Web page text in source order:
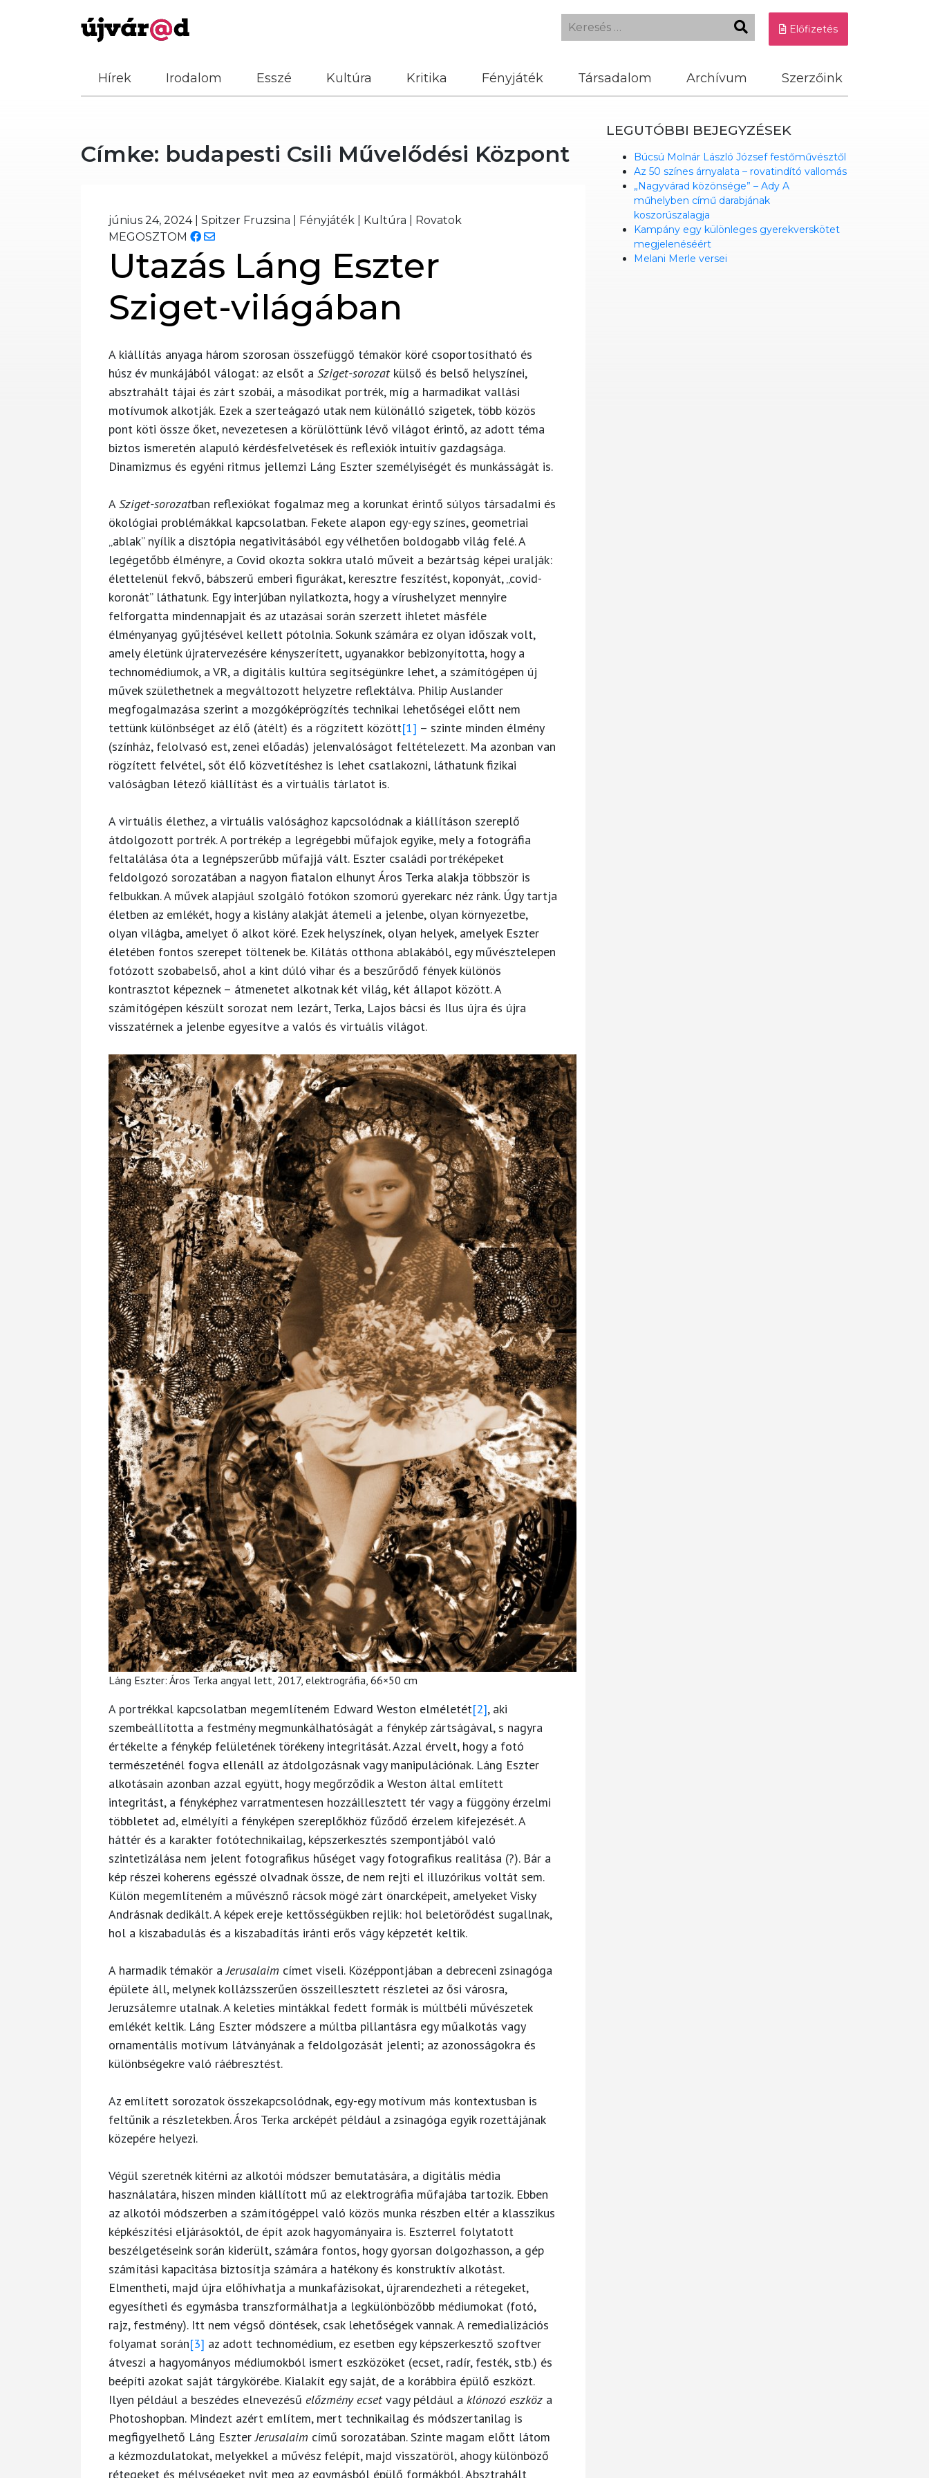
Előfizetés
Hírek Irodalom Esszé Kultúra Kritika Fényjáték Társadalom Archívum Szerzőink
Címke: budapesti Csili Művelődési Központ
június 24, 2024 Spitzer Fruzsina Fényjáték Kultúra
Rovatok
MEGOSZTOM
Utazás Láng Eszter
Sziget-világában
A kiállítás anyaga három szorosan összefüggő témakör köré csoportosítható és
húsz év munkájából válogat: az elsőt a Sziget-sorozatkülső és belső helyszínei,
absztrahált tájai és zárt szobái, a másodikat portrék, míg a harmadikat vallási
motívumok alkotják. Ezek a szerteágazó utak nem különálló szigetek, több közös
pont köti össze őket, nevezetesen a körülöttünk lévő világot érintő, az adott téma
biztos ismeretén alapuló kérdésfelvetések és reflexiók intuitív gazdagsága.
Dinamizmus és egyéni ritmus jellemzi Láng Eszter személyiségét és munkásságát is.
ASziget-sorozatban reflexiókat fogalmaz meg a korunkat érintő súlyos társadalmi és
ökológiai problémákkal kapcsolatban. Fekete alapon egy-egy színes, geometriai
„ablak” nyílik a disztópia negativitásából egy vélhetően boldogabb világ felé. A
legégetőbb élményre, a Covid okozta sokkra utaló műveit a bezártság képei uralják:
élettelenül fekvő, bábszerű emberi figurákat, keresztre feszítést, koponyát, „covid-
koronát” láthatunk. Egy interjúban nyilatkozta, hogy a vírushelyzet mennyire
felforgatta mindennapjait és az utazásai során szerzett ihletet másféle
élményanyag gyűjtésével kellett pótolnia. Sokunk számára ez olyan időszak volt,
amely életünk újratervezésére kényszerített, ugyanakkor bebizonyította, hogy a
technomédiumok, a VR, a digitális kultúra segítségünkre lehet, a számítógépen új
művek születhetnek a megváltozott helyzetre reflektálva. Philip Auslander
megfogalmazása szerint a mozgóképrögzítés technikai lehetőségei előtt nem
tettünk különbséget az élő (átélt) és a rögzített között[1] – szinte minden élmény
(színház, felolvasó est, zenei előadás) jelenvalóságot feltételezett. Ma azonban van
rögzített felvétel, sőt élő közvetítéshez is lehet csatlakozni, láthatunk fizikai
valóságban létező kiállítást és a virtuális tárlatot is.
A virtuális élethez, a virtuális valósághoz kapcsolódnak a kiállításon szereplő
átdolgozott portrék. A portrékép a legrégebbi műfajok egyike, mely a fotográfia
feltalálása óta a legnépszerűbb műfajjá vált. Eszter családi portréképeket
feldolgozó sorozatában a nagyon fiatalon elhunyt Áros Terka alakja többször is
felbukkan. A művek alapjául szolgáló fotókon szomorú gyerekarc néz ránk. Úgy tartja
életben az emlékét, hogy a kislány alakját átemeli a jelenbe, olyan környezetbe,
olyan világba, amelyet ő alkot köré. Ezek helyszínek, olyan helyek, amelyek Eszter
életében fontos szerepet töltenek be. Kilátás otthona ablakából, egy művésztelepen
fotózott szobabelső, ahol a kint dúló vihar és a beszűrődő fények különös
kontrasztot képeznek – átmenetet alkotnak két világ, két állapot között. A
számítógépen készült sorozat nem lezárt, Terka, Lajos bácsi és Ilus újra és újra
visszatérnek a jelenbe egyesítve a valós és virtuális világot.
Láng Eszter: Áros Terka angyal lett, 2017, elektrográfia, 66×50 cm
A portrékkal kapcsolatban megemlíteném Edward Weston elméletét[2], aki
szembeállította a festmény megmunkálhatóságát a fénykép zártságával, s nagyra
értékelte a fénykép felületének törékeny integritását. Azzal érvelt, hogy a fotó
természeténél fogva ellenáll az átdolgozásnak vagy manipulációnak. Láng Eszter
alkotásain azonban azzal együtt, hogy megőrződik a Weston által említett
integritást, a fényképhez varratmentesen hozzáillesztett tér vagy a függöny érzelmi
többletet ad, elmélyíti a fényképen szereplőkhöz fűződő érzelem kifejezését. A
háttér és a karakter fotótechnikailag, képszerkesztés szempontjából való
szintetizálása nem jelent fotografikus hűséget vagy fotografikus realitása (?). Bár a
kép részei koherens egésszé olvadnak össze, de nem rejti el illuzórikus voltát sem.
Külön megemlíteném a művésznő rácsok mögé zárt önarcképeit, amelyeket Visky
Andrásnak dedikált. A képek ereje kettősségükben rejlik: hol beletörődést sugallnak,
hol a kiszabadulás és a kiszabadítás iránti erős vágy képzetét keltik.
A harmadik témakör aJerusalaim címet viseli. Középpontjában a debreceni zsinagóga
épülete áll, melynek kollázsszerűen összeillesztett részletei az ősi városra,
Jeruzsálemre utalnak. A keleties mintákkal fedett formák is múltbéli művészetek
emlékét keltik. Láng Eszter módszere a múltba pillantásra egy műalkotás vagy
ornamentális motívum látványának a feldolgozását jelenti; az azonosságokra és
különbségekre való ráébresztést.
Az említett sorozatok összekapcsolódnak, egy-egy motívum más kontextusban is
feltűnik a részletekben. Áros Terka arcképét például a zsinagóga egyik rozettájának
közepére helyezi.
Végül szeretnék kitérni az alkotói módszer bemutatására, a digitális média
használatára, hiszen minden kiállított mű az elektrográfia műfajába tartozik. Ebben
az alkotói módszerben a számítógéppel való közös munka részben eltér a klasszikus
képkészítési eljárásoktól, de épít azok hagyományaira is. Eszterrel folytatott
beszélgetéseink során kiderült, számára fontos, hogy gyorsan dolgozhasson, a gép
számítási kapacitása biztosítja számára a hatékony és konstruktív alkotást.
Elmentheti, majd újra előhívhatja a munkafázisokat, újrarendezheti a rétegeket,
egyesítheti és egymásba transzformálhatja a legkülönbözőbb médiumokat (fotó,
rajz, festmény). Itt nem végső döntések, csak lehetőségek vannak. A remedializációs
folyamat során[3] az adott technomédium, ez esetben egy képszerkesztő szoftver
átveszi a hagyományos médiumokból ismert eszközöket (ecset, radír, festék, stb.) és
beépíti azokat saját tárgykörébe. Kialakít egy saját, de a korábbira épülő eszközt.
Ilyen például a beszédes elnevezésű előzmény ecsetvagy például a klónozó eszköz a
Photoshopban. Mindezt azért említem, mert technikailag és módszertanilag is
megfigyelhető Láng EszterJerusalaim című sorozatában. Szinte magam előtt látom
a kézmozdulatokat, melyekkel a művész felépít, majd visszatöröl, ahogy különböző
rétegeket és mélységeket nyit meg az egymásból épülő formákból. Absztrahált
LEGUTÓBBI BEJEGYZÉSEK
Búcsú Molnár László József festőművésztől
Az 50 színes árnyalata – rovatindító vallomás
„Nagyvárad közönsége” – Ady A
műhelyben című darabjának
koszorúszalagja
Kampány egy különleges gyerekverskötet
megjelenéséért
Melani Merle versei